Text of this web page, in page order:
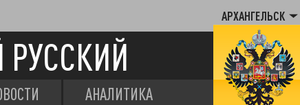
АРХАНГЕЛЬСК
АНАЛИТИКА